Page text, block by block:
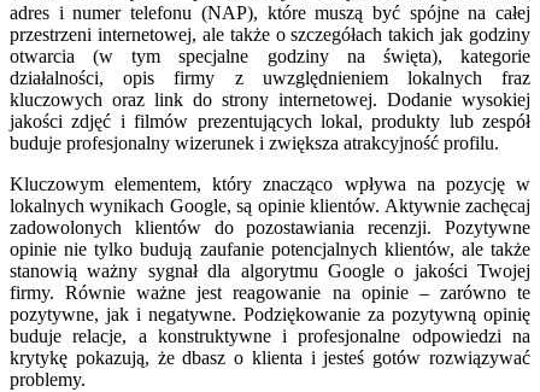
adres i numer telefonu (NAP), które muszą być spójne na całej
przestrzeni internetowej, ale także o szczegółach takich jak godziny
otwarcia (w tym specjalne godziny na święta), kategorie
działalności, opis firmy z uwzględnieniem lokalnych fraz
kluczowych oraz link do strony internetowej. Dodanie wysokiej
jakości zdjęć i filmów prezentujących lokal, produkty lub zespół
buduje profesjonalny wizerunek i zwiększa atrakcyjność profilu.
Kluczowym elementem, który znacząco wpływa na pozycję w
lokalnych wynikach Google, są opinie klientów. Aktywnie zachęcaj
zadowolonych klientów do pozostawiania recenzji. Pozytywne
opinie nie tylko budują zaufanie potencjalnych klientów, ale także
stanowią ważny sygnał dla algorytmu Google o jakości Twojej
firmy. Równie ważne jest reagowanie na opinie – zarówno te
pozytywne, jak i negatywne. Podziękowanie za pozytywną opinię
buduje relacje, a konstruktywne i profesjonalne odpowiedzi na
krytykę pokazują, że dbasz o klienta i jesteś gotów rozwiązywać
problemy.